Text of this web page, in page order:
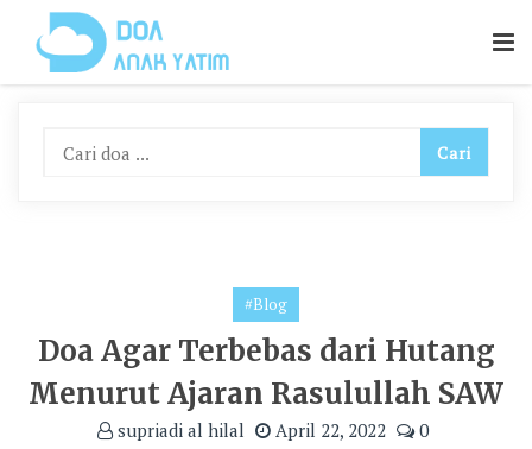
Content
#Blog
Doa Agar Terbebas dari Hutang
Menurut Ajaran Rasulullah SAW
supriadi al hilal April 22, 2022 0